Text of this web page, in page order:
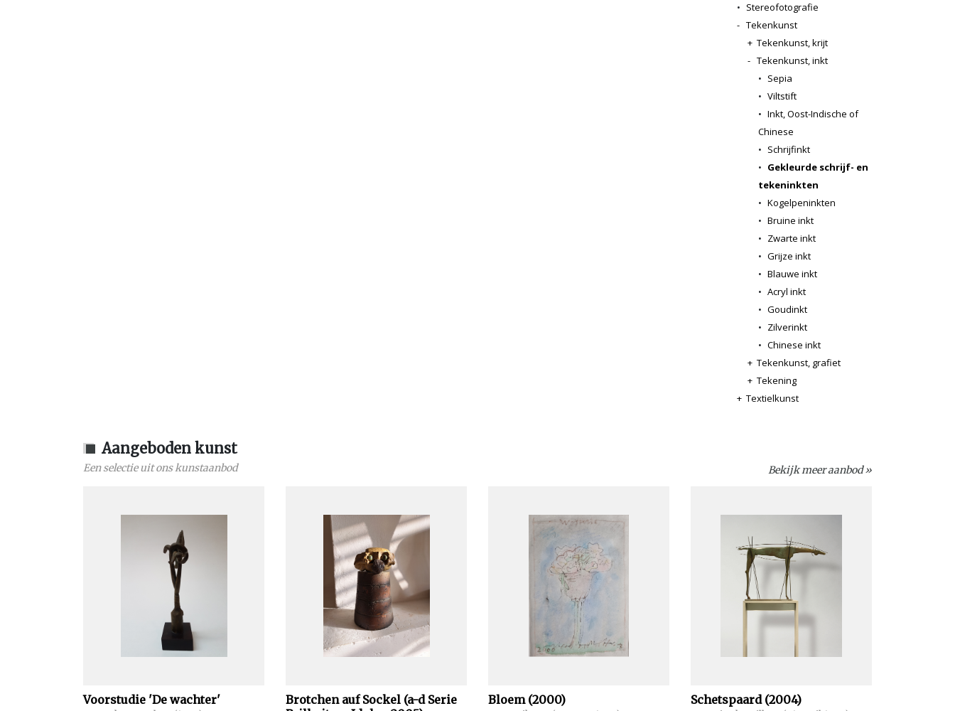
• Stereofotografie
- Tekenkunst
+ Tekenkunst, krijt
- Tekenkunst, inkt
• Sepia
• Viltstift
• Inkt, Oost-Indische of
Chinese
• Schrijfinkt
• Gekleurde schrijf- en
tekeninkten
• Kogelpeninkten
• Bruine inkt
• Zwarte inkt
• Grijze inkt
• Blauwe inkt
• Acryl inkt
• Goudinkt
• Zilverinkt
• Chinese inkt
+ Tekenkunst, grafiet
+ Tekening
+ Textielkunst
Aangeboden kunst
Een selectie uit ons kunstaanbod Bekijk meer aanbod »
Voorstudie 'De wachter'
Brotchen auf Sockel (a-d Serie
Bloem (2000) Schetspaard (2004)